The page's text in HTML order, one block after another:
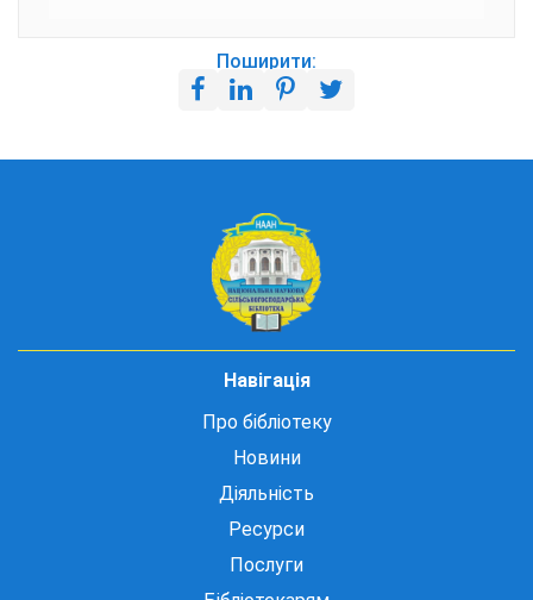
Поширити:
Навігація
Про бібліотеку
Новини
Діяльність
Ресурси
Послуги